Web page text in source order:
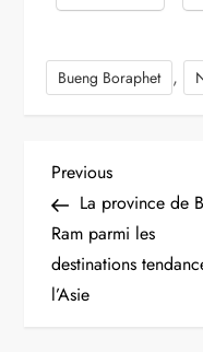
Bueng Boraphet ,
N
a
v
Previous
Post
Previous
La province de
Ram parmi les
destinations
l’Asie